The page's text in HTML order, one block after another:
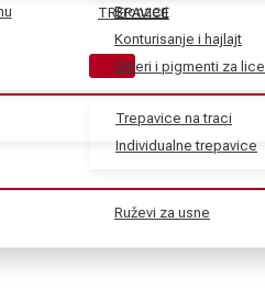
Bronzeri
Konturisanje i hajlajt
Gliteri i pigmenti za lice
Ruževi za usne
TREPAVICE
Trepavice na traci
Individualne trepavice